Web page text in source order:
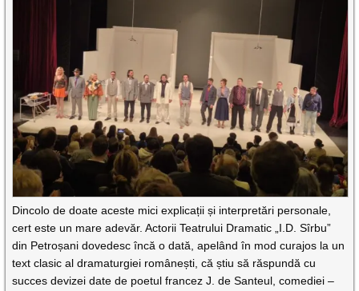
Dincolo de doate aceste mici explicații și interpretări personale,
cert este un mare adevăr. Actorii Teatrului Dramatic „I.D. Sîrbu”
din Petroșani dovedesc încă o dată, apelând în mod curajos la un
text clasic al dramaturgiei românești, că știu să răspundă cu
succes devizei date de poetul francez J. de Santeul, comediei –